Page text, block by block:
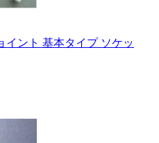
イント 基本タイプ ソケッ